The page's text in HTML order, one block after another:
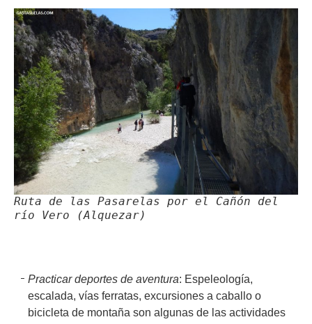
Ruta de las Pasarelas por el Cañón del
río Vero (Alquezar)
Practicar deportes de aventura: Espeleología,
escalada, vías ferratas, excursiones a caballo o
bicicleta de montaña son algunas de las actividades